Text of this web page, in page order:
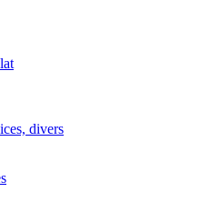
divers